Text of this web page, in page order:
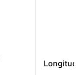
Longitud